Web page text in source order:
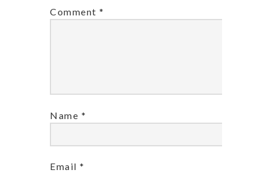
Comment *
Name *
Email *